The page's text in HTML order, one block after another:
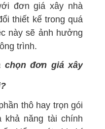
đơn giá xây nhà
thiết kế trong quá
này sẽ ảnh hưởng
trình.
chọn đơn giá xây
thô hay trọn gói
khả năng tài chính